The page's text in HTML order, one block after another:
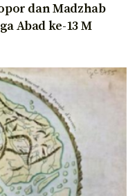
dan Madzhab
Abad ke-13 M